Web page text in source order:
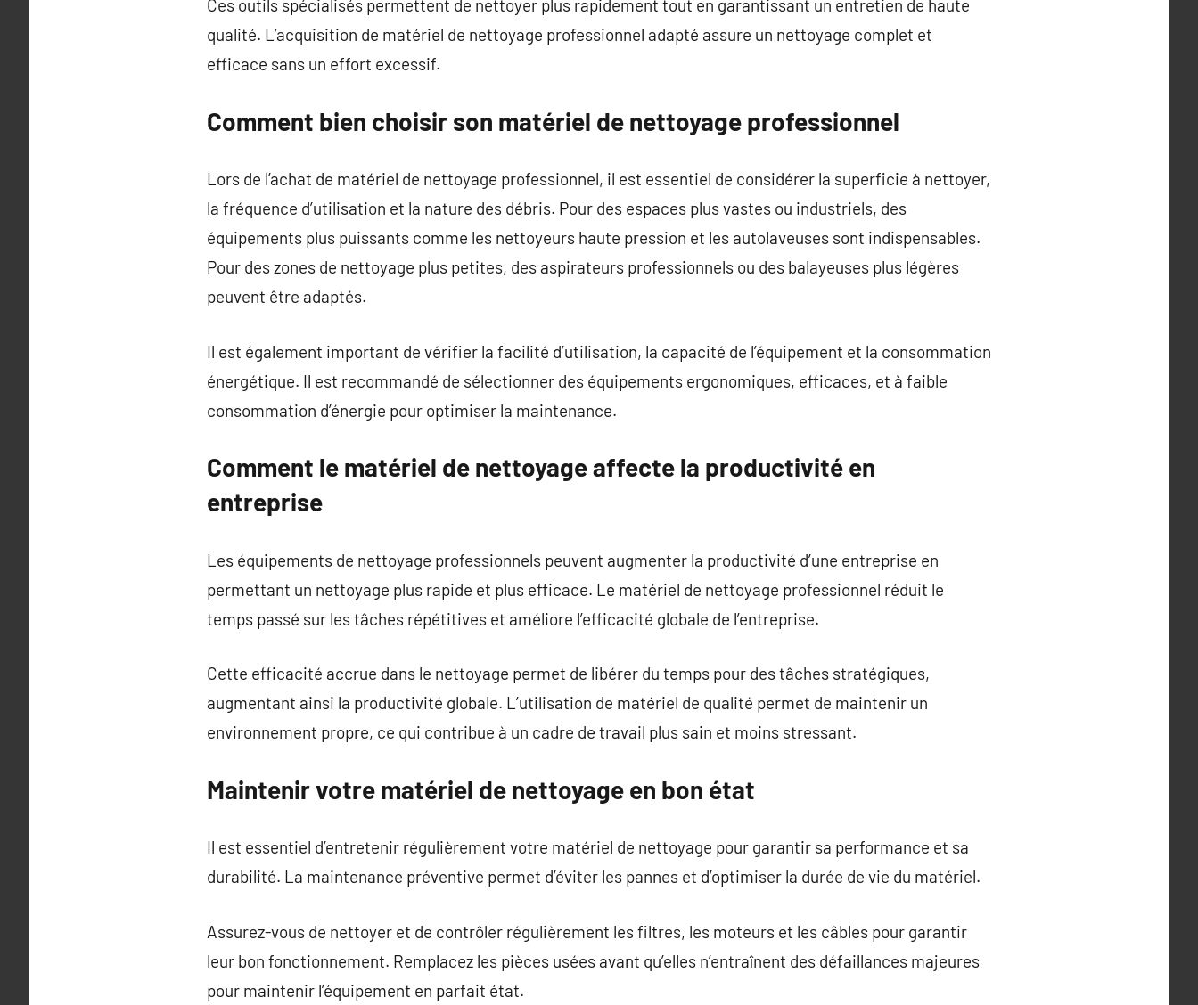
Ces outils spécialisés permettent de nettoyer plus rapidement tout en garantissant un entretien de haute
qualité. L’acquisition de matériel de nettoyage professionnel adapté assure un nettoyage complet et
efficace sans un effort excessif.
Comment bien choisir son matériel de nettoyage professionnel
Lors de l’achat de matériel de nettoyage professionnel, il est essentiel de considérer la superficie à nettoyer,
la fréquence d’utilisation et la nature des débris. Pour des espaces plus vastes ou industriels, des
équipements plus puissants comme les nettoyeurs haute pression et les autolaveuses sont indispensables.
Pour des zones de nettoyage plus petites, des aspirateurs professionnels ou des balayeuses plus légères
peuvent être adaptés.
Il est également important de vérifier la facilité d’utilisation, la capacité de l’équipement et la consommation
énergétique. Il est recommandé de sélectionner des équipements ergonomiques, efficaces, et à faible
consommation d’énergie pour optimiser la maintenance.
Comment le matériel de nettoyage affecte la productivité en
entreprise
Les équipements de nettoyage professionnels peuvent augmenter la productivité d’une entreprise en
permettant un nettoyage plus rapide et plus efficace. Le matériel de nettoyage professionnel réduit le
temps passé sur les tâches répétitives et améliore l’efficacité globale de l’entreprise.
Cette efficacité accrue dans le nettoyage permet de libérer du temps pour des tâches stratégiques,
augmentant ainsi la productivité globale. L’utilisation de matériel de qualité permet de maintenir un
environnement propre, ce qui contribue à un cadre de travail plus sain et moins stressant.
Maintenir votre matériel de nettoyage en bon état
Il est essentiel d’entretenir régulièrement votre matériel de nettoyage pour garantir sa performance et sa
durabilité. La maintenance préventive permet d’éviter les pannes et d’optimiser la durée de vie du matériel.
Assurez-vous de nettoyer et de contrôler régulièrement les filtres, les moteurs et les câbles pour garantir
leur bon fonctionnement. Remplacez les pièces usées avant qu’elles n’entraînent des défaillances majeures
pour maintenir l’équipement en parfait état.